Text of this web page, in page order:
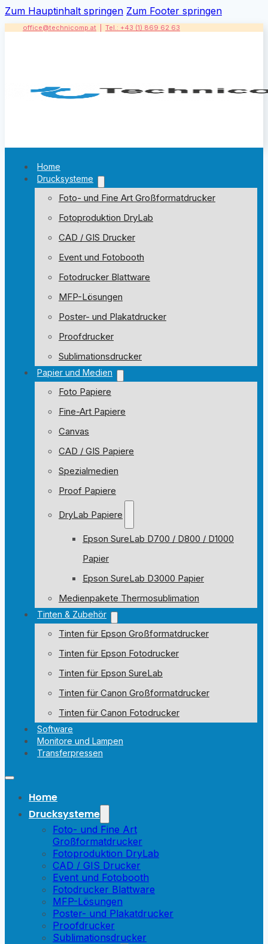
Zum Hauptinhalt springen Zum Footer springen
office@technicomp.at Tel.: +43 (1) 869 62 63
Home
Drucksysteme
Foto- und Fine Art Großformatdrucker
Fotoproduktion DryLab
CAD / GIS Drucker
Event und Fotobooth
Fotodrucker Blattware
MFP-Lösungen
Poster- und Plakatdrucker
Proofdrucker
Sublimationsdrucker
Papier und Medien
Foto Papiere
Fine-Art Papiere
Canvas
CAD / GIS Papiere
Spezialmedien
Proof Papiere
DryLab Papiere
Epson SureLab D700 / D800 / D1000
Papier
Epson SureLab D3000 Papier
Medienpakete Thermosublimation
Tinten & Zubehör
Tinten für Epson Großformatdrucker
Tinten für Epson Fotodrucker
Tinten für Epson SureLab
Tinten für Canon Großformatdrucker
Tinten für Canon Fotodrucker
Software
Monitore und Lampen
Transferpressen
Home
Drucksysteme
Foto- und Fine Art
Großformatdrucker
Fotoproduktion DryLab
CAD / GIS Drucker
Event und Fotobooth
Fotodrucker Blattware
MFP-Lösungen
Poster- und Plakatdrucker
Proofdrucker
Sublimationsdrucker